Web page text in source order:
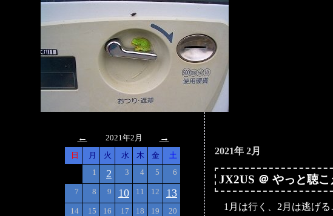
← 2021年2月 →
日 月 火 水 木 金
土
1
2 3 4 5 6
7 8 9 10 11 12 13
14 15 16 17 18 19
20
2021年 2月
JX2US ＠ やっと聴こ
1月は行く、2月は逃げ